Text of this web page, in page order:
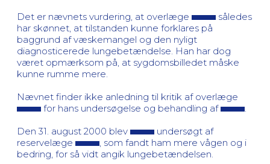
Det er nævnets vurdering, at overlæge
således
har skønnet, at tilstanden kunne forklares på
baggrund af væskemangel og den nyligt
diagnosticerede lungebetændelse. Han har dog
været opmærksom på, at sygdomsbilledet måske
kunne rumme mere.
Nævnet finder ikke anledning til kritik af overlæge
for hans undersøgelse og behandling af
Den 31. august 2000 blev
undersøgt af
reservelæge
, som fandt ham mere vågen og i
bedring, for så vidt angik lungebetændelsen.